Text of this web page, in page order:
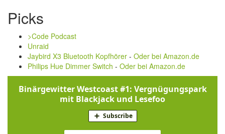
Picks
>Code Podcast
Unraid
Jaybird X3 Bluetooth Kopfhörer - Oder bei Amazon.de
Philips Hue Dimmer Switch - Oder bei Amazon.de